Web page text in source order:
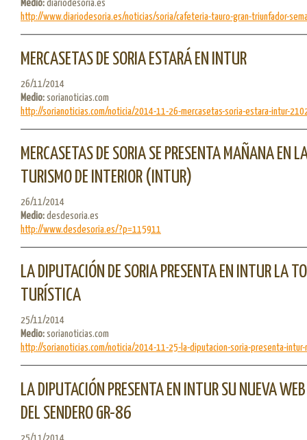
http://www.diariodesoria.es/noticias/soria/cafeteria-tauro-gran-triunfador-
MERCASETAS DE SORIA ESTARÁ EN INTUR
26/11/2014
Medio:sorianoticias.com
http://sorianoticias.com/noticia/2014-11-26-mercasetas-soria-estara-intur-
MERCASETAS DE SORIA SE PRESENTA MAÑANA EN
TURISMO DE INTERIOR (INTUR)
26/11/2014
Medio:desdesoria.es
http://www.desdesoria.es/?p=115911
LA DIPUTACIÓN DE SORIA PRESENTA EN INTUR LA
TURÍSTICA
25/11/2014
Medio:sorianoticias.com
http://sorianoticias.com/noticia/2014-11-25-la-diputacion-soria-presenta-intur-
LA DIPUTACIÓN PRESENTA EN INTUR SU NUEVA
DEL SENDERO GR-86
25/11/2014